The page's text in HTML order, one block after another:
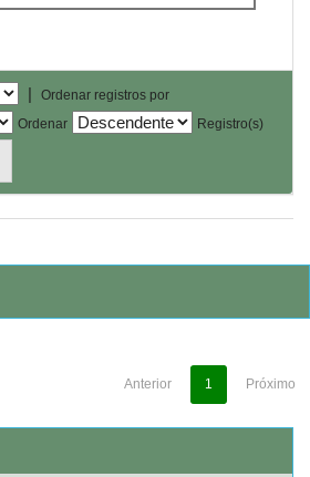
|
Ordenar registros por
Ordenar
Registro(s)
Anterior 1 Próximo